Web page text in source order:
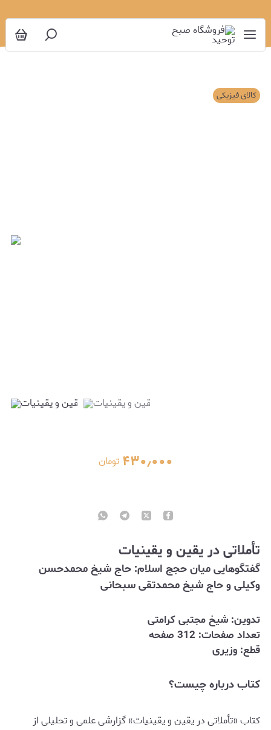
کالای فیزیکی
۴۳۰٫۰۰۰ تومان
تأملاتی در یقین و یقینیات
گفتگوهایی میان حجج اسلام: حاج شیخ محمدحسن
وکیلی و حاج شیخ محمدتقی سبحانی
تدوین:‌ شیخ مجتبی کرامتی
تعداد صفحات: 312 صفحه
قطع: وزیری
کتاب درباره چیست؟
کتاب «تأملاتی در یقین و یقینیات» گزارشی علمی و تحلیلی از